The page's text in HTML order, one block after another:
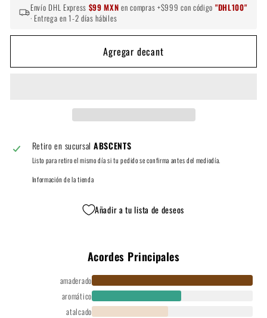
Envío DHL Express $99 MXN en compras +$999 con código "DHL100"
· Entrega en 1-2 días hábiles
Agregar decant
Retiro en sucursal ABSCENTS
Listo para retiro el mismo día si tu pedido se confirma antes del mediodía.
Información de la tienda
Añadir a tu lista de deseos
Acordes Principales
amaderado
aromático
atalcado